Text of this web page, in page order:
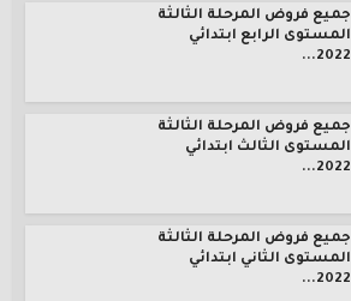
جميع فروض المرحلة الثالثة
المستوى الرابع ابتدائي
2022...
جميع فروض المرحلة الثالثة
المستوى الثالث ابتدائي
2022...
جميع فروض المرحلة الثالثة
المستوى الثاني ابتدائي
2022...